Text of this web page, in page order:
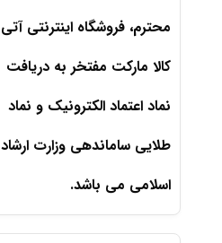
محترم، فروشگاه اینترنتی آتی
کالا مارکت مفتخر به دریافت
نماد اعتماد الکترونیک و نماد
طلایی ساماندهی وزارت ارشاد
اسلامی می باشد.